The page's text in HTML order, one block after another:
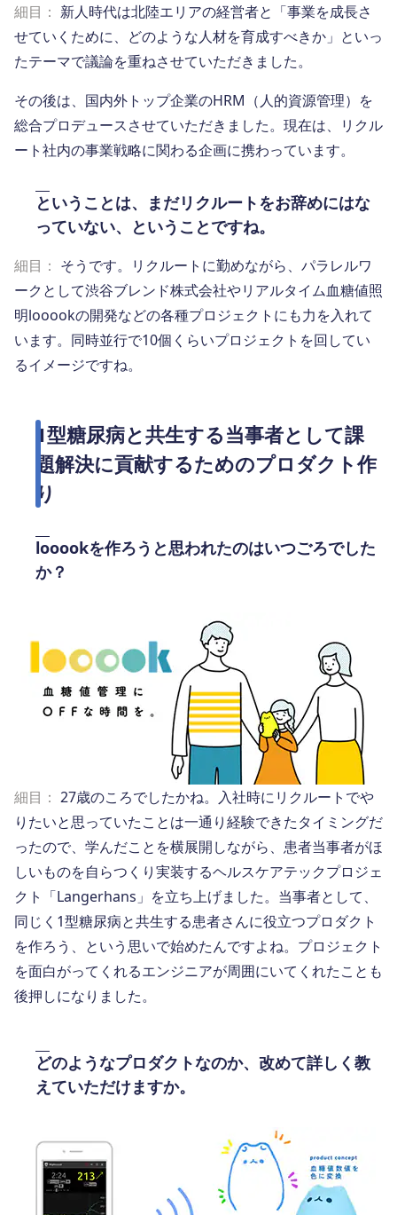
細目： 新人時代は北陸エリアの経営者と「事業を成長さ
せていくために、どのような人材を育成すべきか」といっ
たテーマで議論を重ねさせていただきました。
その後は、国内外トップ企業のHRM（人的資源管理）を
総合プロデュースさせていただきました。現在は、リクル
ート社内の事業戦略に関わる企画に携わっています。
ということは、まだリクルートをお辞めにはな
っていない、ということですね。
細目： そうです。リクルートに勤めながら、パラレルワ
ークとして渋谷ブレンド株式会社やリアルタイム血糖値照
明looookの開発などの各種プロジェクトにも力を入れて
います。同時並行で10個くらいプロジェクトを回してい
るイメージですね。
1型糖尿病と共生する当事者として課
題解決に貢献するためのプロダクト作
り
looookを作ろうと思われたのはいつごろでした
か？
細目： 27歳のころでしたかね。入社時にリクルートでや
りたいと思っていたことは一通り経験できたタイミングだ
ったので、学んだことを横展開しながら、患者当事者がほ
しいものを自らつくり実装するヘルスケアテックプロジェ
クト「Langerhans」を立ち上げました。当事者として、
同じく1型糖尿病と共生する患者さんに役立つプロダクト
を作ろう、という思いで始めたんですよね。プロジェクト
を面白がってくれるエンジニアが周囲にいてくれたことも
後押しになりました。
どのようなプロダクトなのか、改めて詳しく教
えていただけますか。